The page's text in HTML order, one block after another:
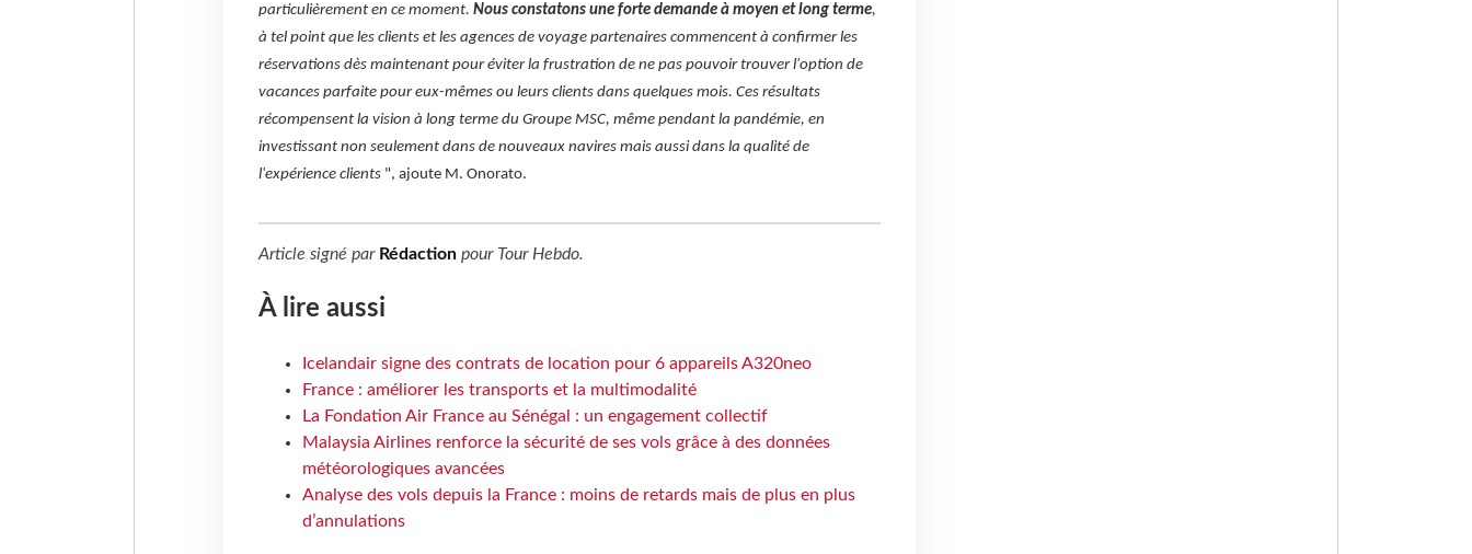
particulièrement en ce moment. Nous constatons une forte demande à moyen et long terme,
à tel point que les clients et les agences de voyage partenaires commencent à confirmer les
réservations dès maintenant pour éviter la frustration de ne pas pouvoir trouver l'option de
vacances parfaite pour eux-mêmes ou leurs clients dans quelques mois. Ces résultats
récompensent la vision à long terme du Groupe MSC, même pendant la pandémie, en
investissant non seulement dans de nouveaux navires mais aussi dans la qualité de
l'expérience clients", ajoute M. Onorato.
Article signé par Rédactionpour Tour Hebdo.
À lire aussi
Icelandair signe des contrats de location pour 6 appareils A320neo
France : améliorer les transports et la multimodalité
La Fondation Air France au Sénégal : un engagement collectif
Malaysia Airlines renforce la sécurité de ses vols grâce à des données
météorologiques avancées
Analyse des vols depuis la France : moins de retards mais de plus en plus
d’annulations